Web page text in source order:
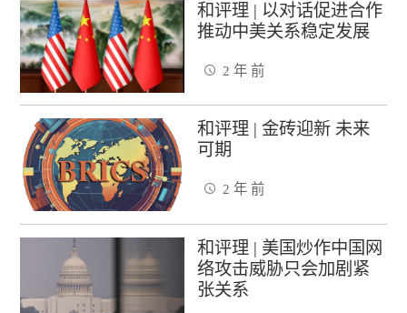
和评理 | 以对话促进合作
推动中美关系稳定发展
2 年 前
和评理 | 金砖迎新 未来
可期
2 年 前
和评理 | 美国炒作中国网
络攻击威胁只会加剧紧
张关系